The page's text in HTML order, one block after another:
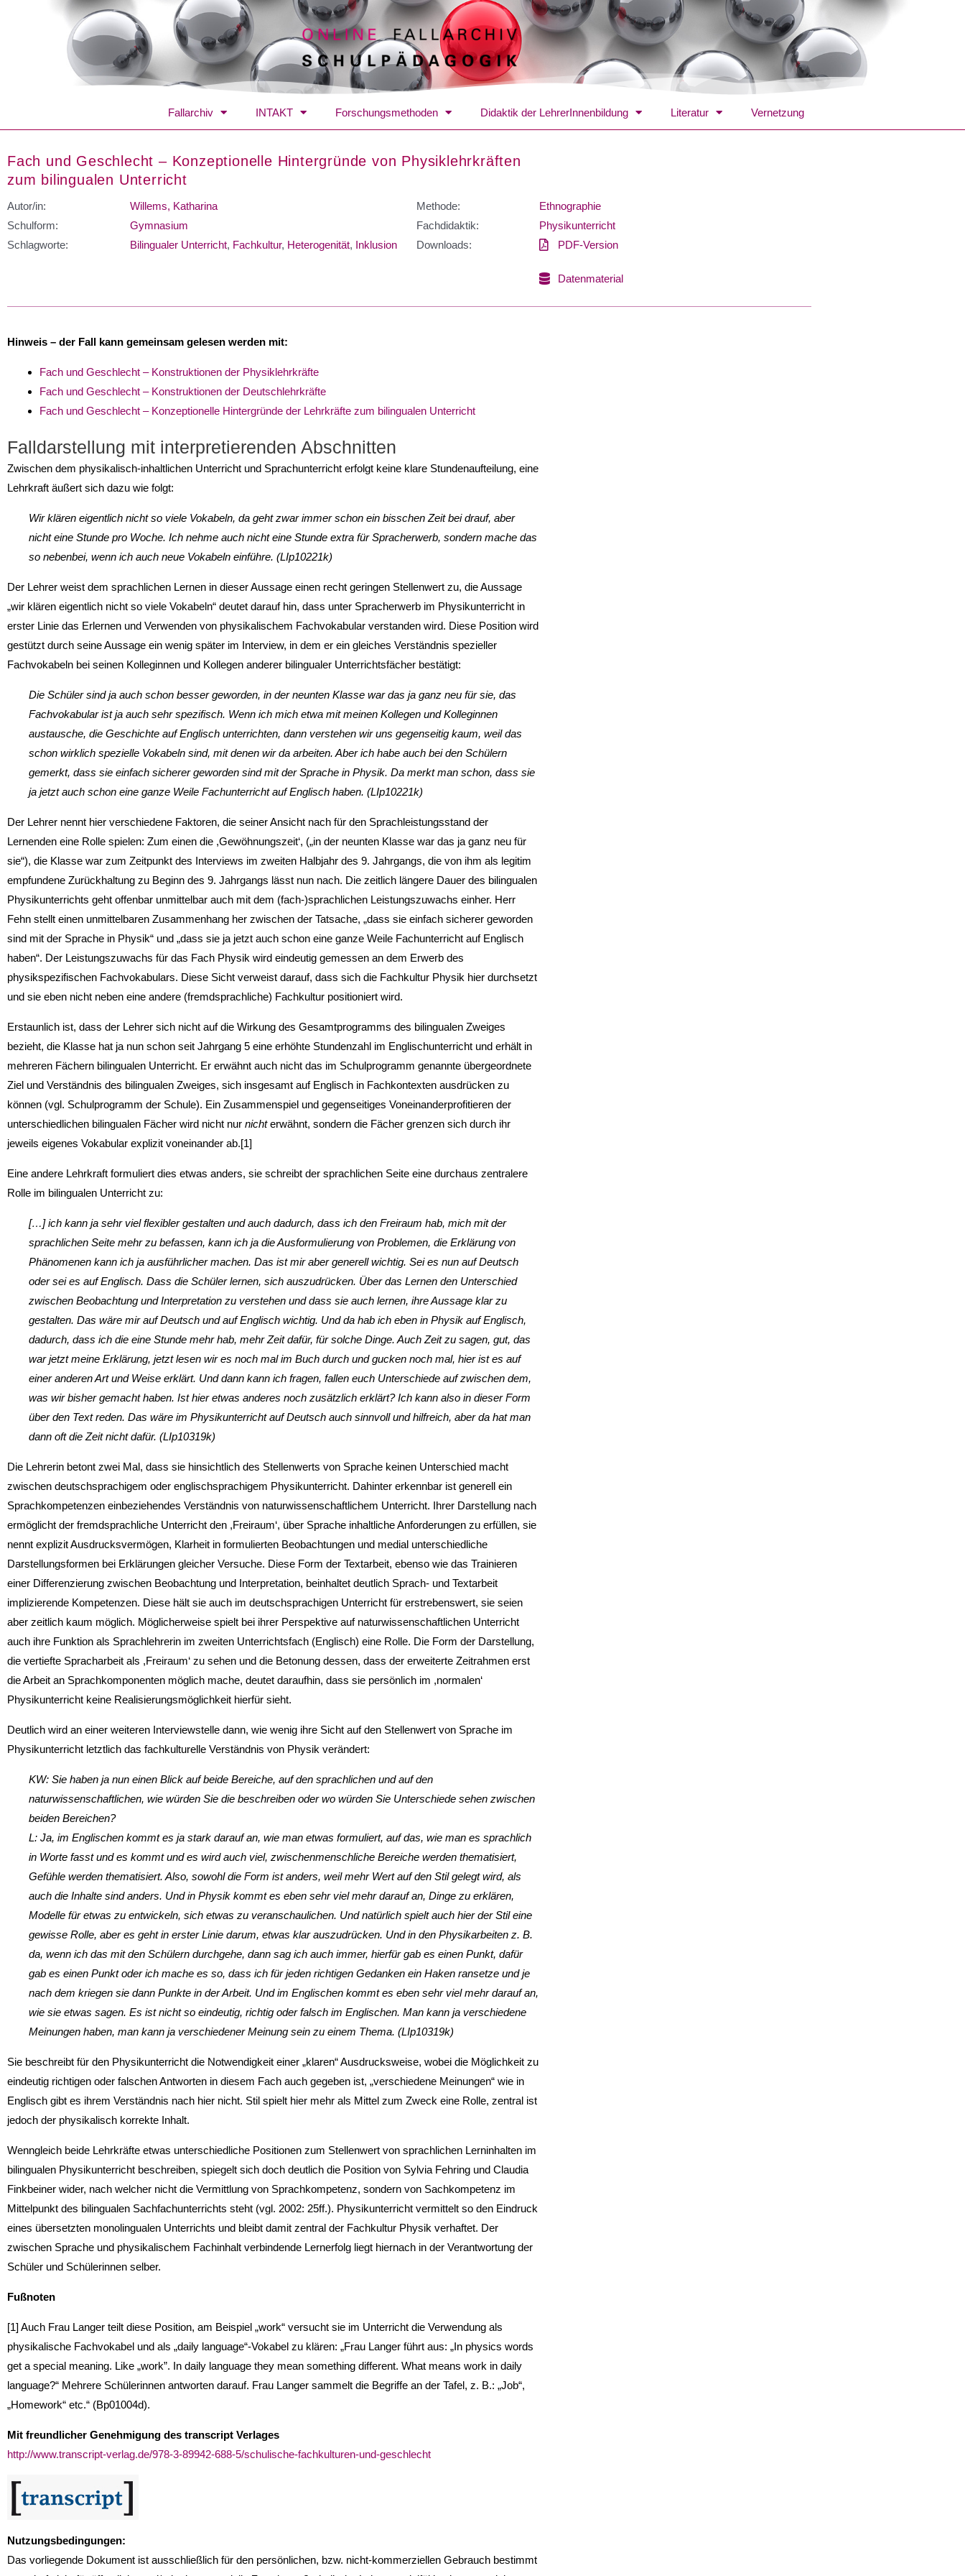
Fallarchiv INTAKT Forschungsmethoden Didaktik der LehrerInnenbildung Literatur Vernetzung
Fach und Geschlecht – Konzeptionelle Hintergründe von Physiklehrkräften
zum bilingualen Unterricht
Autor/in:
Willems, Katharina
Schulform:
Gymnasium
Schlagworte:
Bilingualer Unterricht, Fachkultur, Heterogenität, Inklusion
Methode:
Ethnographie
Fachdidaktik:
Physikunterricht
Downloads:
PDF-Version
Datenmaterial
Hinweis – der Fall kann gemeinsam gelesen werden mit:
Fach und Geschlecht – Konstruktionen der Physiklehrkräfte
Fach und Geschlecht – Konstruktionen der Deutschlehrkräfte
Fach und Geschlecht – Konzeptionelle Hintergründe der Lehrkräfte zum bilingualen Unterricht
Falldarstellung mit interpretierenden Abschnitten
Zwischen dem physikalisch-inhaltlichen Unterricht und Sprachunterricht erfolgt keine klare Stundenaufteilung, eine
Lehrkraft äußert sich dazu wie folgt:
Wir klären eigentlich nicht so viele Vokabeln, da geht zwar immer schon ein bisschen Zeit bei drauf, aber
nicht eine Stunde pro Woche. Ich nehme auch nicht eine Stunde extra für Spracherwerb, sondern mache das
so nebenbei, wenn ich auch neue Vokabeln einführe. (LIp10221k)
Der Lehrer weist dem sprachlichen Lernen in dieser Aussage einen recht geringen Stellenwert zu, die Aussage
„wir klären eigentlich nicht so viele Vokabeln“ deutet darauf hin, dass unter Spracherwerb im Physikunterricht in
erster Linie das Erlernen und Verwenden von physikalischem Fachvokabular verstanden wird. Diese Position wird
gestützt durch seine Aussage ein wenig später im Interview, in dem er ein gleiches Verständnis spezieller
Fachvokabeln bei seinen Kolleginnen und Kollegen anderer bilingualer Unterrichtsfächer bestätigt:
Die Schüler sind ja auch schon besser geworden, in der neunten Klasse war das ja ganz neu für sie, das
Fachvokabular ist ja auch sehr spezifisch. Wenn ich mich etwa mit meinen Kollegen und Kolleginnen
austausche, die Geschichte auf Englisch unterrichten, dann verstehen wir uns gegenseitig kaum, weil das
schon wirklich spezielle Vokabeln sind, mit denen wir da arbeiten. Aber ich habe auch bei den Schülern
gemerkt, dass sie einfach sicherer geworden sind mit der Sprache in Physik. Da merkt man schon, dass sie
ja jetzt auch schon eine ganze Weile Fachunterricht auf Englisch haben. (LIp10221k)
Der Lehrer nennt hier verschiedene Faktoren, die seiner Ansicht nach für den Sprachleistungsstand der
Lernenden eine Rolle spielen: Zum einen die ,Gewöhnungszeit‘, („in der neunten Klasse war das ja ganz neu für
sie“), die Klasse war zum Zeitpunkt des Interviews im zweiten Halbjahr des 9. Jahrgangs, die von ihm als legitim
empfundene Zurückhaltung zu Beginn des 9. Jahrgangs lässt nun nach. Die zeitlich längere Dauer des bilingualen
Physikunterrichts geht offenbar unmittelbar auch mit dem (fach-)sprachlichen Leistungszuwachs einher. Herr
Fehn stellt einen unmittelbaren Zusammenhang her zwischen der Tatsache, „dass sie einfach sicherer geworden
sind mit der Sprache in Physik“ und „dass sie ja jetzt auch schon eine ganze Weile Fachunterricht auf Englisch
haben“. Der Leistungszuwachs für das Fach Physik wird eindeutig gemessen an dem Erwerb des
physikspezifischen Fachvokabulars. Diese Sicht verweist darauf, dass sich die Fachkultur Physik hier durchsetzt
und sie eben nicht neben eine andere (fremdsprachliche) Fachkultur positioniert wird.
Erstaunlich ist, dass der Lehrer sich nicht auf die Wirkung des Gesamtprogramms des bilingualen Zweiges
bezieht, die Klasse hat ja nun schon seit Jahrgang 5 eine erhöhte Stundenzahl im Englischunterricht und erhält in
mehreren Fächern bilingualen Unterricht. Er erwähnt auch nicht das im Schulprogramm genannte übergeordnete
Ziel und Verständnis des bilingualen Zweiges, sich insgesamt auf Englisch in Fachkontexten ausdrücken zu
können (vgl. Schulprogramm der Schule). Ein Zusammenspiel und gegenseitiges Voneinanderprofitieren der
unterschiedlichen bilingualen Fächer wird nicht nur nichterwähnt, sondern die Fächer grenzen sich durch ihr
jeweils eigenes Vokabular explizit voneinander ab.[1]
Eine andere Lehrkraft formuliert dies etwas anders, sie schreibt der sprachlichen Seite eine durchaus zentralere
Rolle im bilingualen Unterricht zu:
[…] ich kann ja sehr viel flexibler gestalten und auch dadurch, dass ich den Freiraum hab, mich mit der
sprachlichen Seite mehr zu befassen, kann ich ja die Ausformulierung von Problemen, die Erklärung von
Phänomenen kann ich ja ausführlicher machen. Das ist mir aber generell wichtig. Sei es nun auf Deutsch
oder sei es auf Englisch. Dass die Schüler lernen, sich auszudrücken. Über das Lernen den Unterschied
zwischen Beobachtung und Interpretation zu verstehen und dass sie auch lernen, ihre Aussage klar zu
gestalten. Das wäre mir auf Deutsch und auf Englisch wichtig. Und da hab ich eben in Physik auf Englisch,
dadurch, dass ich die eine Stunde mehr hab, mehr Zeit dafür, für solche Dinge. Auch Zeit zu sagen, gut, das
war jetzt meine Erklärung, jetzt lesen wir es noch mal im Buch durch und gucken noch mal, hier ist es auf
einer anderen Art und Weise erklärt. Und dann kann ich fragen, fallen euch Unterschiede auf zwischen dem,
was wir bisher gemacht haben. Ist hier etwas anderes noch zusätzlich erklärt? Ich kann also in dieser Form
über den Text reden. Das wäre im Physikunterricht auf Deutsch auch sinnvoll und hilfreich, aber da hat man
dann oft die Zeit nicht dafür. (LIp10319k)
Die Lehrerin betont zwei Mal, dass sie hinsichtlich des Stellenwerts von Sprache keinen Unterschied macht
zwischen deutschsprachigem oder englischsprachigem Physikunterricht. Dahinter erkennbar ist generell ein
Sprachkompetenzen einbeziehendes Verständnis von naturwissenschaftlichem Unterricht. Ihrer Darstellung nach
ermöglicht der fremdsprachliche Unterricht den ,Freiraum‘, über Sprache inhaltliche Anforderungen zu erfüllen, sie
nennt explizit Ausdrucksvermögen, Klarheit in formulierten Beobachtungen und medial unterschiedliche
Darstellungsformen bei Erklärungen gleicher Versuche. Diese Form der Textarbeit, ebenso wie das Trainieren
einer Differenzierung zwischen Beobachtung und Interpretation, beinhaltet deutlich Sprach- und Textarbeit
implizierende Kompetenzen. Diese hält sie auch im deutschsprachigen Unterricht für erstrebenswert, sie seien
aber zeitlich kaum möglich. Möglicherweise spielt bei ihrer Perspektive auf naturwissenschaftlichen Unterricht
auch ihre Funktion als Sprachlehrerin im zweiten Unterrichtsfach (Englisch) eine Rolle. Die Form der Darstellung,
die vertiefte Spracharbeit als ,Freiraum‘ zu sehen und die Betonung dessen, dass der erweiterte Zeitrahmen erst
die Arbeit an Sprachkomponenten möglich mache, deutet daraufhin, dass sie persönlich im ,normalen‘
Physikunterricht keine Realisierungsmöglichkeit hierfür sieht.
Deutlich wird an einer weiteren Interviewstelle dann, wie wenig ihre Sicht auf den Stellenwert von Sprache im
Physikunterricht letztlich das fachkulturelle Verständnis von Physik verändert:
KW: Sie haben ja nun einen Blick auf beide Bereiche, auf den sprachlichen und auf den
naturwissenschaftlichen, wie würden Sie die beschreiben oder wo würden Sie Unterschiede sehen zwischen
beiden Bereichen?
L: Ja, im Englischen kommt es ja stark darauf an, wie man etwas formuliert, auf das, wie man es sprachlich
in Worte fasst und es kommt und es wird auch viel, zwischenmenschliche Bereiche werden thematisiert,
Gefühle werden thematisiert. Also, sowohl die Form ist anders, weil mehr Wert auf den Stil gelegt wird, als
auch die Inhalte sind anders. Und in Physik kommt es eben sehr viel mehr darauf an, Dinge zu erklären,
Modelle für etwas zu entwickeln, sich etwas zu veranschaulichen. Und natürlich spielt auch hier der Stil eine
gewisse Rolle, aber es geht in erster Linie darum, etwas klar auszudrücken. Und in den Physikarbeiten z. B.
da, wenn ich das mit den Schülern durchgehe, dann sag ich auch immer, hierfür gab es einen Punkt, dafür
gab es einen Punkt oder ich mache es so, dass ich für jeden richtigen Gedanken ein Haken ransetze und je
nach dem kriegen sie dann Punkte in der Arbeit. Und im Englischen kommt es eben sehr viel mehr darauf an,
wie sie etwas sagen. Es ist nicht so eindeutig, richtig oder falsch im Englischen. Man kann ja verschiedene
Meinungen haben, man kann ja verschiedener Meinung sein zu einem Thema. (LIp10319k)
Sie beschreibt für den Physikunterricht die Notwendigkeit einer „klaren“ Ausdrucksweise, wobei die Möglichkeit zu
eindeutig richtigen oder falschen Antworten in diesem Fach auch gegeben ist, „verschiedene Meinungen“ wie in
Englisch gibt es ihrem Verständnis nach hier nicht. Stil spielt hier mehr als Mittel zum Zweck eine Rolle, zentral ist
jedoch der physikalisch korrekte Inhalt.
Wenngleich beide Lehrkräfte etwas unterschiedliche Positionen zum Stellenwert von sprachlichen Lerninhalten im
bilingualen Physikunterricht beschreiben, spiegelt sich doch deutlich die Position von Sylvia Fehring und Claudia
Finkbeiner wider, nach welcher nicht die Vermittlung von Sprachkompetenz, sondern von Sachkompetenz im
Mittelpunkt des bilingualen Sachfachunterrichts steht (vgl. 2002: 25ff.). Physikunterricht vermittelt so den Eindruck
eines übersetzten monolingualen Unterrichts und bleibt damit zentral der Fachkultur Physik verhaftet. Der
zwischen Sprache und physikalischem Fachinhalt verbindende Lernerfolg liegt hiernach in der Verantwortung der
Schüler und Schülerinnen selber.
Fußnoten
[1] Auch Frau Langer teilt diese Position, am Beispiel „work“ versucht sie im Unterricht die Verwendung als
physikalische Fachvokabel und als „daily language“-Vokabel zu klären: „Frau Langer führt aus: „In physics words
get a special meaning. Like „work”. In daily language they mean something different. What means work in daily
language?“ Mehrere Schülerinnen antworten darauf. Frau Langer sammelt die Begriffe an der Tafel, z. B.: „Job“,
„Homework“ etc.“ (Bp01004d).
Mit freundlicher Genehmigung des transcript Verlages
http://www.transcript-verlag.de/978-3-89942-688-5/schulische-fachkulturen-und-geschlecht
Nutzungsbedingungen:
Das vorliegende Dokument ist ausschließlich für den persönlichen, bzw. nicht-kommerziellen Gebrauch bestimmt